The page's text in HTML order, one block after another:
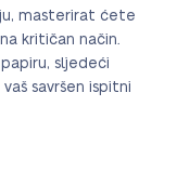
masterirat ćete
kritičan način.
sljedeći
savršen ispitni